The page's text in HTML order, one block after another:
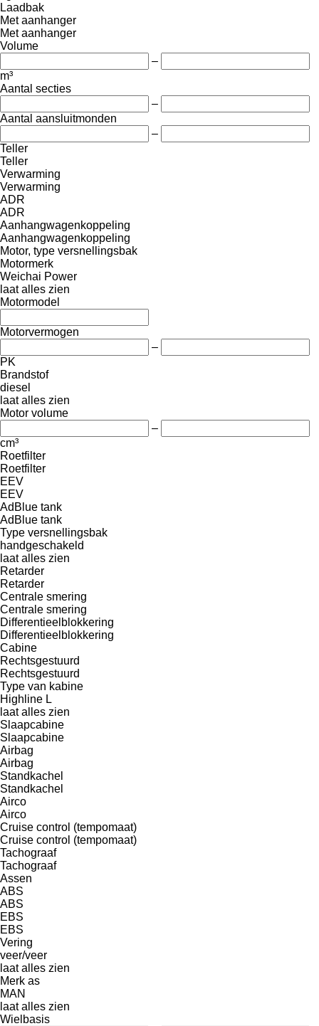
Laadbak
Met aanhanger
Met aanhanger
Volume
–
m³
Aantal secties
–
Aantal aansluitmonden
–
Teller
Teller
Verwarming
Verwarming
ADR
ADR
Aanhangwagenkoppeling
Aanhangwagenkoppeling
Motor, type versnellingsbak
Motormerk
Weichai Power
laat alles zien
Motormodel
Motorvermogen
–
PK
Brandstof
diesel
laat alles zien
Motor volume
–
cm³
Roetfilter
Roetfilter
EEV
EEV
AdBlue tank
AdBlue tank
Type versnellingsbak
handgeschakeld
laat alles zien
Retarder
Retarder
Centrale smering
Centrale smering
Differentieelblokkering
Differentieelblokkering
Cabine
Rechtsgestuurd
Rechtsgestuurd
Type van kabine
Highline L
laat alles zien
Slaapcabine
Slaapcabine
Airbag
Airbag
Standkachel
Standkachel
Airco
Airco
Cruise control (tempomaat)
Cruise control (tempomaat)
Tachograaf
Tachograaf
Assen
ABS
ABS
EBS
EBS
Vering
veer/veer
laat alles zien
Merk as
MAN
laat alles zien
Wielbasis